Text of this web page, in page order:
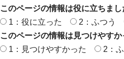
このページの情報は役に立ちまし
1：役に立った
2：ふつう
このページの情報は見つけやすか
1：見つけやすかった
2：